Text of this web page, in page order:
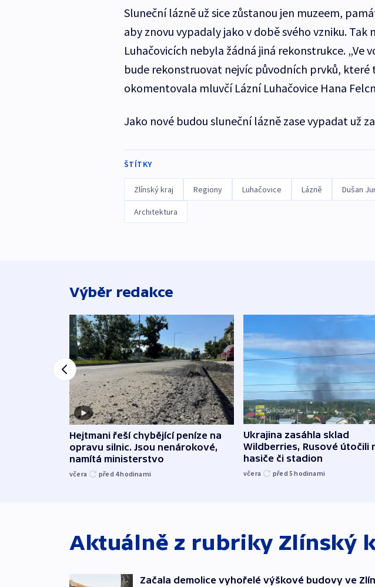
Sluneční lázně už sice zůstanou jen muzeem,
aby znovu vypadaly jako v době svého vzniku. Tak
Luhačovicích nebyla žádná jiná rekonstrukce. „Ve
bude rekonstruovat nejvíc původních prvků, které
okomentovala mluvčí Lázní Luhačovice Hana
Jako nové budou sluneční lázně zase vypadat už
ŠTÍTKY
Zlínský kraj Regiony Luhačovice Lázně Dušan
Architektura
Výběr redakce
Hejtmani řeší chybějící peníze na
opravu silnic. Jsou nenárokové,
namítá ministerstvo
včera před 4hodinami
Ukrajina zasáhla sklad
Wildberries, Rusové útočili
hasiče či stadion
včera před 5hodinami
Aktuálně z rubriky Zlínský
Začala demolice vyhořelé výškové budovy ve